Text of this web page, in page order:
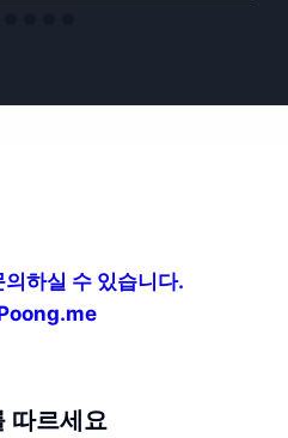
하실 수 있습니다.
따르세요